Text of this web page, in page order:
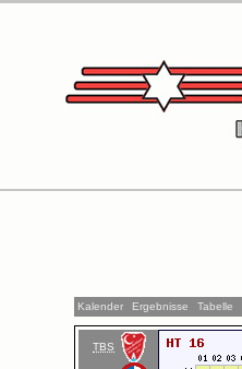
Kalender Ergebnisse Tabelle
TBS